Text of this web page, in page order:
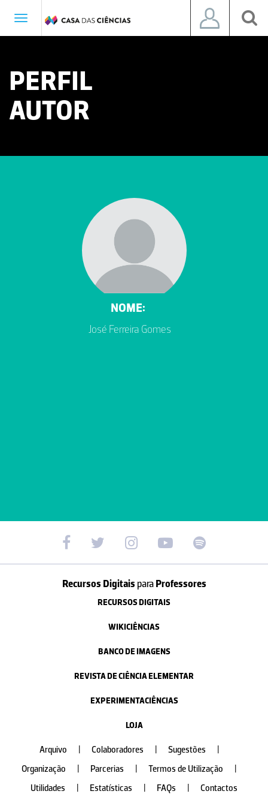
Toggle
PERFIL
AUTOR
NOME:
José Ferreira Gomes
Recursos Digitais paraProfessores
RECURSOS DIGITAIS
WIKICIÊNCIAS
BANCO DE IMAGENS
REVISTA DE CIÊNCIA ELEMENTAR
EXPERIMENTACIÊNCIAS
LOJA
Arquivo Colaboradores Sugestões
Organização
Parcerias Termos de Utilização
Utilidades
Estatísticas FAQs Contactos